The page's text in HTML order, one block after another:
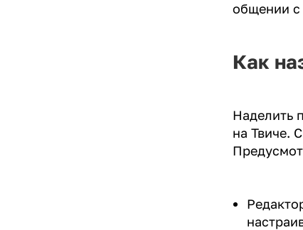
общении с
Как
Наделить
на Твиче.